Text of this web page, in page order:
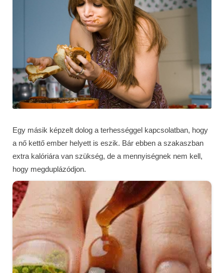
Egy másik képzelt dolog a terhességgel kapcsolatban, hogy
a nő kettő ember helyett is eszik. Bár ebben a szakaszban
extra kalóriára van szükség, de a mennyiségnek nem kell,
hogy megduplázódjon.